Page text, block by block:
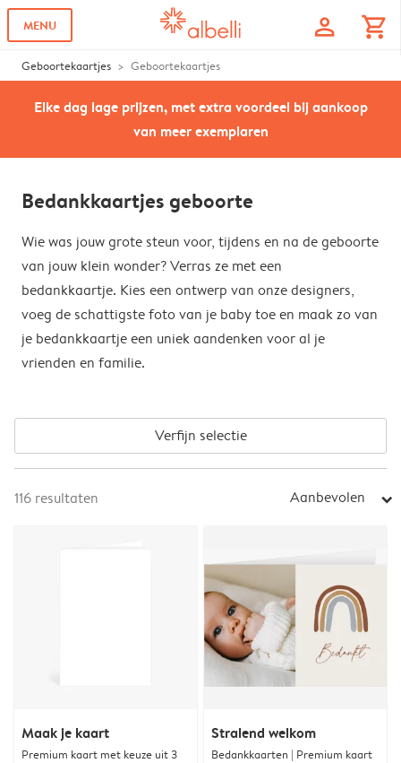
MENU profile shopping_cart
Geboortekaartjes Geboortekaartjes
Elke dag lage prijzen, met extra voordeel bij aankoop
van meer exemplaren
Bedankkaartjes geboorte
Wie was jouw grote steun voor, tijdens en na de geboorte
van jouw klein wonder? Verras ze met een
bedankkaartje. Kies een ontwerp van onze designers,
voeg de schattigste foto van je baby toe en maak zo van
je bedankkaartje een uniek aandenken voor al je
vrienden en familie.
Verfijn selectie
116 resultaten Aanbevolen arrow_right
Maak je kaart
Premium kaart met keuze uit 3
Stralend welkom
Bedankkaarten | Premium kaart